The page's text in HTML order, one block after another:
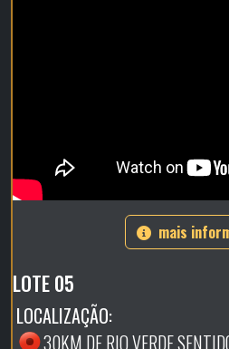
mais
LOTE 05
LOCALIZAÇÃO:
30KM DE RIO VERDE